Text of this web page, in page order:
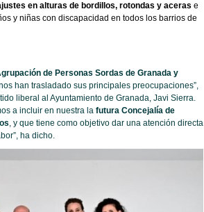
en alturas de bordillos, rotondas y aceras e
y niñas con discapacidad en todos los barrios de
de Personas Sordas de Granada y
han trasladado sus principales preocupaciones”,
liberal al Ayuntamiento de Granada, Javi Sierra.
a incluir en nuestra la futura Concejalía de
, y que tiene como objetivo dar una atención directa
ha dicho.